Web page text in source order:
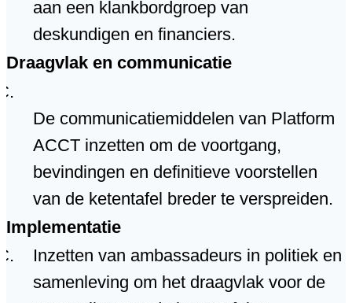
aan een klankbordgroep van
deskundigen en financiers.
Draagvlak en communicatie
De communicatiemiddelen van Platform
ACCT inzetten om de voortgang,
bevindingen en definitieve voorstellen
van de ketentafel breder te verspreiden.
Implementatie
Inzetten van ambassadeurs in politiek en
samenleving om het draagvlak voor de